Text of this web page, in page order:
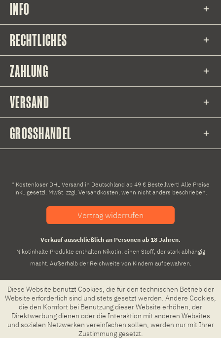
INFO
RECHTLICHES
ZAHLUNG
VERSAND
GROSSHANDEL
* Kostenloser DHL Versand in Deutschland ab 49 € Bestellwert! Alle Preise
inkl. gesetzl. MwSt. zzgl. Versandkosten, wenn nicht anders beschrieben.
Vertrag widerrufen
Verkauf ausschließlich an Personen ab 18 Jahren.
Nikotinhalte Produkte enthalten Nikotin: einen Stoff, der stark abhängig
macht. Außerhalb der Reichweite von Kindern aufbewahren.
Diese Website benutzt Cookies, die für den technischen Betrieb der
Website erforderlich sind und stets gesetzt werden. Andere Cookies,
die den Komfort bei Benutzung dieser Website erhöhen, der
Direktwerbung dienen oder die Interaktion mit anderen Websites
und sozialen Netzwerken vereinfachen sollen, werden nur mit Ihrer
Zustimmung gesetzt.